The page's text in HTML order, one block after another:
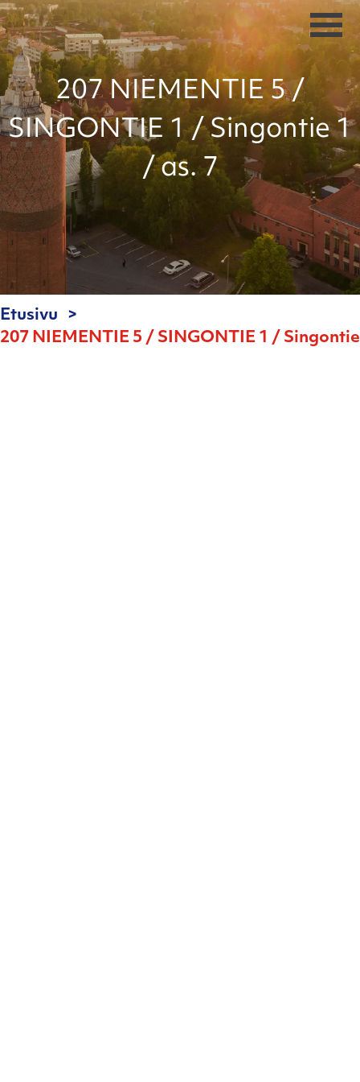
207 NIEMENTIE 5 /
SINGONTIE 1 / Singontie 1
/ as. 7
Etusivu
207 NIEMENTIE 5 / SINGONTIE 1 /